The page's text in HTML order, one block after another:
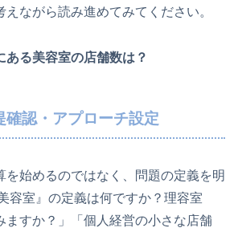
えながら読み進めてみてください。
ある美容室の店舗数は？
確認・アプローチ設定
を始めるのではなく、問題の定義を明
容室』の定義は何ですか？理容室
ますか？」「個人経営の小さな店舗